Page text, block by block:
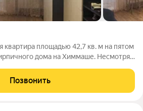
квартира площадью 42,7 кв. м на пятом
дома на Химмаше. Несмотря
ремонт: на полу линолеум,
Позвонить